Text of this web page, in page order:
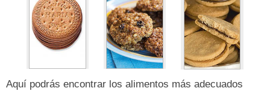
Aquí podrás encontrar los alimentos más adecuados